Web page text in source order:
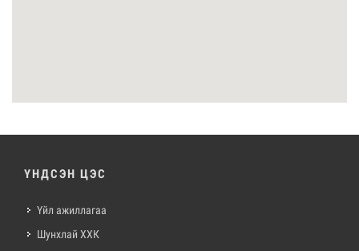
ҮНДСЭН ЦЭС
Үйл ажиллагаа
Шунхлай ХХК